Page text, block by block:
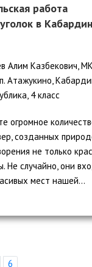
работа
в
Алим Казбекович,
Атажукино,
4 класс
огромное
созданных
не только
Не случайно, они
мест нашей...
6